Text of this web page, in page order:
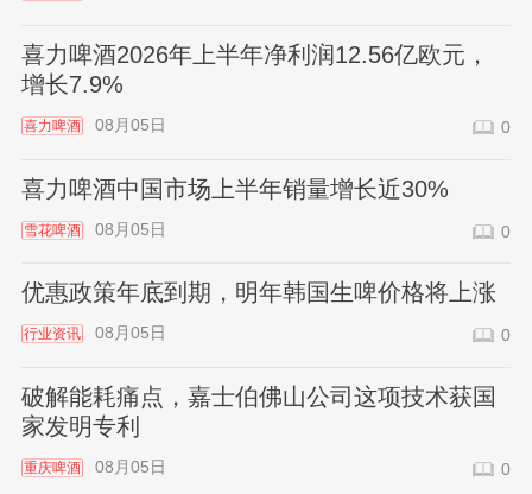
喜力啤酒2026年上半年净利润12.56亿欧元，
增长7.9%
喜力啤酒 08月05日 0
喜力啤酒中国市场上半年销量增长近30%
雪花啤酒 08月05日 0
优惠政策年底到期，明年韩国生啤价格将上涨
行业资讯 08月05日 0
破解能耗痛点，嘉士伯佛山公司这项技术获国
家发明专利
重庆啤酒 08月05日 0